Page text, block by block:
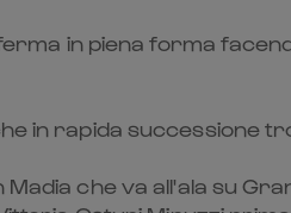
in piena forma
in rapida successione
che va all'ala su